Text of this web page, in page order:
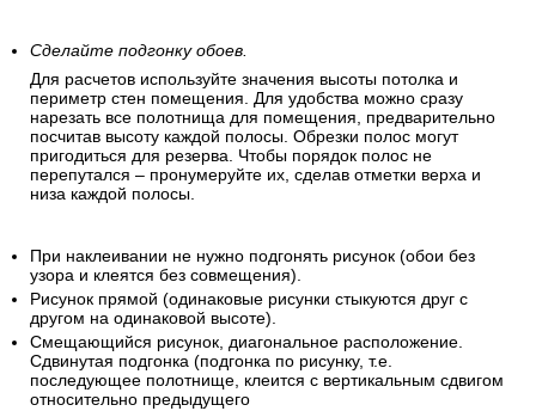
Сделайте подгонку обоев.
Для расчетов используйте значения высоты потолка и
периметр стен помещения. Для удобства можно сразу
нарезать все полотнища для помещения, предварительно
посчитав высоту каждой полосы. Обрезки полос могут
пригодиться для резерва. Чтобы порядок полос не
перепутался – пронумеруйте их, сделав отметки верха и
низа каждой полосы.
При наклеивании не нужно подгонять рисунок (обои без
узора и клеятся без совмещения).
Рисунок прямой (одинаковые рисунки стыкуются друг с
другом на одинаковой высоте).
Смещающийся рисунок, диагональное расположение.
Сдвинутая подгонка (подгонка по рисунку, т.е.
последующее полотнище, клеится с вертикальным сдвигом
относительно предыдущего